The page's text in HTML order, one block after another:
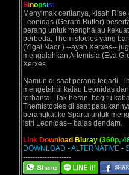
Sinopsis:
Menyimak ceritanya, kisah
Leonidas (Gerard Butler)
perang untuk menghalau
berbeda, Themistocles yang
(Yigal Naor ) --ayah Xerxes--
mengalahkan Artemisia (Eva
Xerxes.
Namun di saat perang terjadi,
mengetahui kalau Leonidas
terbantai. Tak heran, begitu
Themistocles di saat
berangkat ke Sparta untuk
istri Leonidas-- balas dendam.
Link Down oad B uray (360p, 4
DOWNLOAD -ALTERNATIVE -
--------------------